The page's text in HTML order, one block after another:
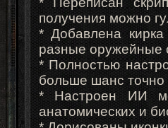
получения можно
* Добавлена
разные оружейные
* Полностью
больше шанс точно
* Настроен ИИ
анатомических и